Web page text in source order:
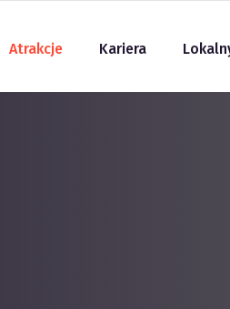
Atrakcje Kariera